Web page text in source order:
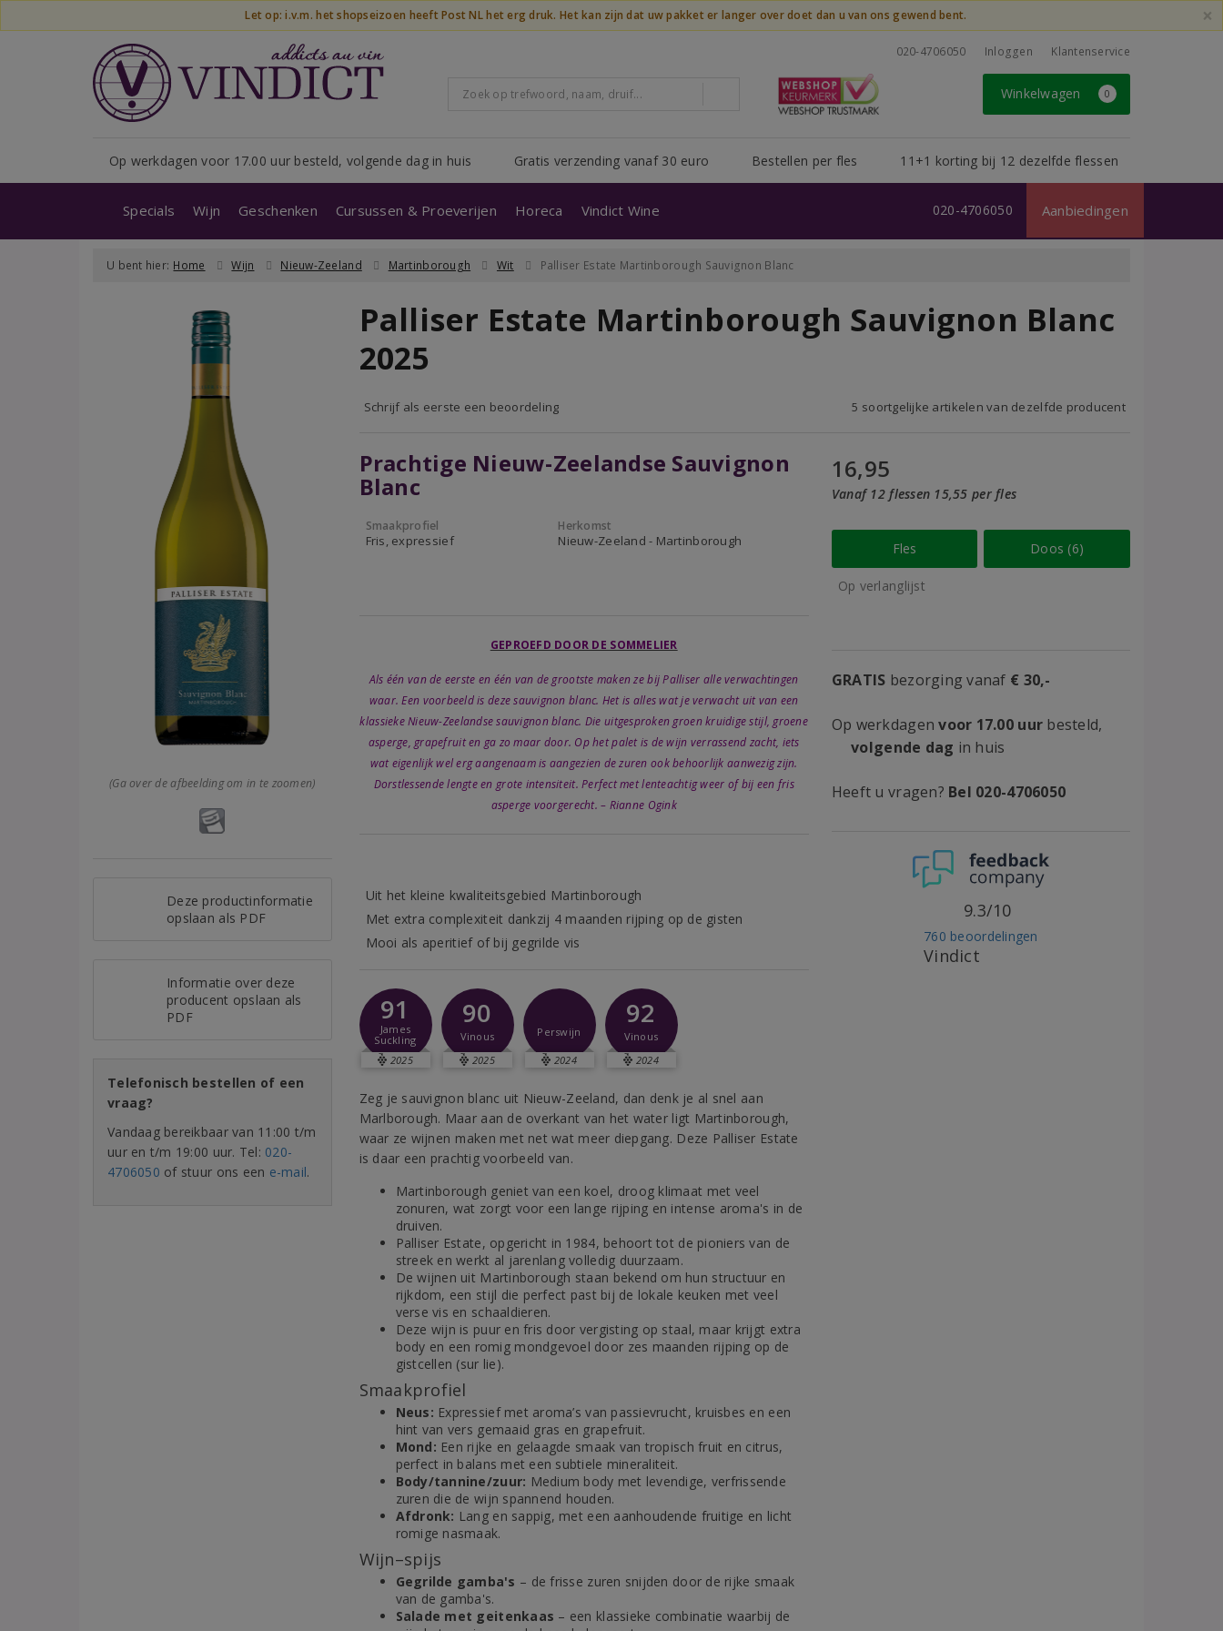
Let op: i.v.m. het shopseizoen heeft Post NL het erg druk. Het kan zijn dat uw pakket er langer over doet dan u van ons gewend bent. ×
020-4706050 Inloggen Klantenservice
Winkelwagen 0
Op werkdagen voor 17.00 uur besteld, volgende dag in huis Gratis verzending vanaf 30 euro Bestellen per fles 11+1 korting bij 12 dezelfde flessen
Specials Wijn Geschenken Cursussen & Proeverijen Horeca Vindict Wine Aanbiedingen
020-4706050
U bent hier: Home Wijn Nieuw-Zeeland Martinborough Wit Palliser Estate Martinborough Sauvignon Blanc
(Ga over de afbeelding om in te zoomen)
Deze productinformatie
opslaan als PDF
Informatie over deze
producent opslaan als
PDF
Telefonisch bestellen of een
vraag?
Vandaag bereikbaar van 11:00 t/m
uur en t/m 19:00 uur. Tel: 020-
4706050 of stuur ons een e-mail.
Palliser Estate Martinborough Sauvignon Blanc
2025
Schrijf als eerste een beoordeling 5 soortgelijke artikelen van dezelfde producent
Prachtige Nieuw-Zeelandse Sauvignon
Blanc
Smaakprofiel
Fris, expressief
Herkomst
Nieuw-Zeeland - Martinborough
GEPROEFD DOOR DE SOMMELIER
Als één van de eerste en één van de grootste maken ze bij Palliser alle verwachtingen
waar. Een voorbeeld is deze sauvignon blanc. Het is alles wat je verwacht uit van een
klassieke Nieuw-Zeelandse sauvignon blanc. Die uitgesproken groen kruidige stijl, groene
asperge, grapefruit en ga zo maar door. Op het palet is de wijn verrassend zacht, iets
wat eigenlijk wel erg aangenaam is aangezien de zuren ook behoorlijk aanwezig zijn.
Dorstlessende lengte en grote intensiteit. Perfect met lenteachtig weer of bij een fris
asperge voorgerecht. – Rianne Ogink
Uit het kleine kwaliteitsgebied Martinborough
Met extra complexiteit dankzij 4 maanden rijping op de gisten
Mooi als aperitief of bij gegrilde vis
91
James
Suckling
2025
90
Vinous
2025
Perswijn
2024
92
Vinous
2024
Zeg je sauvignon blanc uit Nieuw-Zeeland, dan denk je al snel aan
Marlborough. Maar aan de overkant van het water ligt Martinborough,
waar ze wijnen maken met net wat meer diepgang. Deze Palliser Estate
is daar een prachtig voorbeeld van.
Martinborough geniet van een koel, droog klimaat met veel
zonuren, wat zorgt voor een lange rijping en intense aroma's in de
druiven.
Palliser Estate, opgericht in 1984, behoort tot de pioniers van de
streek en werkt al jarenlang volledig duurzaam.
De wijnen uit Martinborough staan bekend om hun structuur en
rijkdom, een stijl die perfect past bij de lokale keuken met veel
verse vis en schaaldieren.
Deze wijn is puur en fris door vergisting op staal, maar krijgt extra
body en een romig mondgevoel door zes maanden rijping op de
gistcellen (sur lie).
Smaakprofiel
Neus: Expressief met aroma’s van passievrucht, kruisbes en een
hint van vers gemaaid gras en grapefruit.
Mond: Een rijke en gelaagde smaak van tropisch fruit en citrus,
perfect in balans met een subtiele mineraliteit.
Body/tannine/zuur: Medium body met levendige, verfrissende
zuren die de wijn spannend houden.
Afdronk: Lang en sappig, met een aanhoudende fruitige en licht
romige nasmaak.
Wijn–spijs
Gegrilde gamba's – de frisse zuren snijden door de rijke smaak
van de gamba's.
Salade met geitenkaas – een klassieke combinatie waarbij de
16,95
Vanaf 12 flessen 15,55 per fles
Fles Doos (6)
Op verlanglijst
GRATIS bezorging vanaf € 30,-
Op werkdagenvoor 17.00 uur besteld,
volgende dag in huis
Heeft u vragen? Bel 020-4706050
Vindict
760 beoordelingen
9.3/10